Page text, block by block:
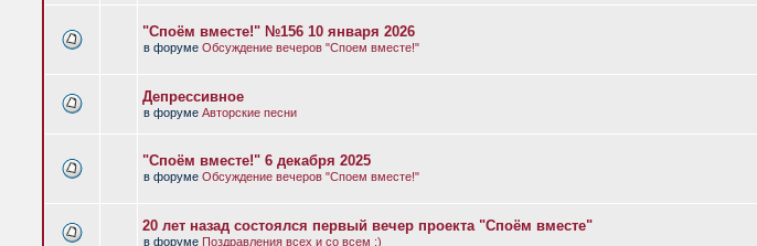
"Споём вместе!" №156 10 января 2026
в форуме Обсуждение вечеров "Споем вместе!"
Депрессивное
в форуме Авторские песни
"Споём вместе!" 6 декабря 2025
в форуме Обсуждение вечеров "Споем вместе!"
20 лет назад состоялся первый вечер проекта "Споём вместе"
в форуме Поздравления всех и со всем :)